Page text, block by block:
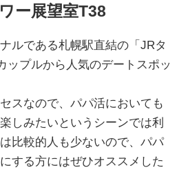
ー展望室T38
ルである札幌駅直結の「JRタ
ップルから人気のデートスポッ
スなので、パパ活においても
しみたいというシーンでは利
比較的人も少ないので、パパ
する方にはぜひオススメした